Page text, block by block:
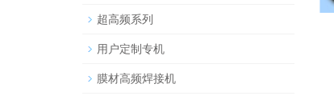
超高频系列
用户定制专机
膜材高频焊接机